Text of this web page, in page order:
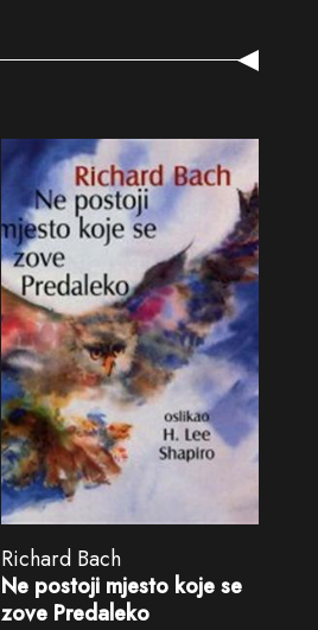
Richard Bach
Ne postoji mjesto koje se
zove Predaleko